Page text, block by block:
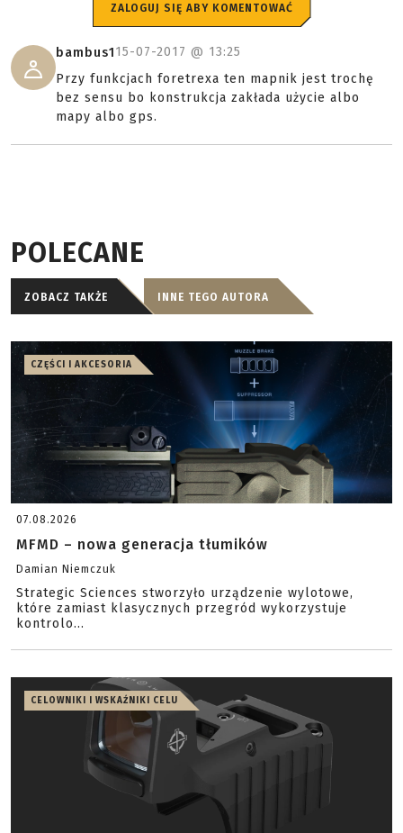
ZALOGUJ SIĘ ABY KOMENTOWAĆ
bambus115-07-2017 @ 13:25
Przy funkcjach foretrexa ten mapnik jest trochę
bez sensu bo konstrukcja zakłada użycie albo
mapy albo gps.
POLECANE
ZOBACZ TAKŻE INNE TEGO AUTORA
CZĘŚCI I AKCESORIA
07.08.2026
MFMD – nowa generacja tłumików
Damian Niemczuk
Strategic Sciences stworzyło urządzenie wylotowe,
które zamiast klasycznych przegród wykorzystuje
kontrolo...
CELOWNIKI I WSKAŹNIKI CELU